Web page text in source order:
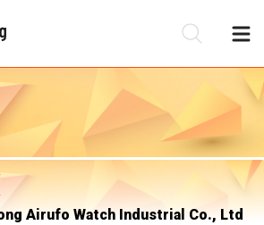
Airufo Watch Industrial Co., Ltd